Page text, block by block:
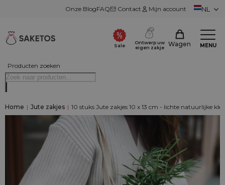
Onze BlogFAQ Contact Mijn account NL
Producten zoeken
Sale
Ontwerp uw
eigen zakje
Wagen MENU
Home | Jute zakjes | 10 stuks Jute zakjes 10 x 13 cm - lichte natuurlijke